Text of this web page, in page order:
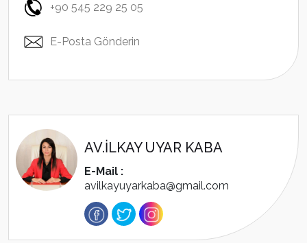
+90 545 229 25 05
E-Posta Gönderin
AV.İLKAY UYAR KABA
E-Mail :
avilkayuyarkaba@gmail.com